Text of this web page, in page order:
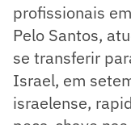
profissionais
Pelo Santos,
se transferir
Israel, em
israelense,